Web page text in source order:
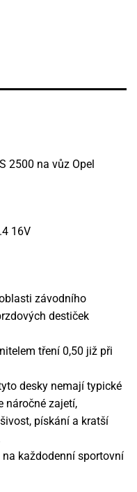
2500 na vůz Opel
16V
závodního
destiček
tření 0,50 již při
desky nemají typické
náročné zajetí,
pískání a kratší
každodenní sportovní